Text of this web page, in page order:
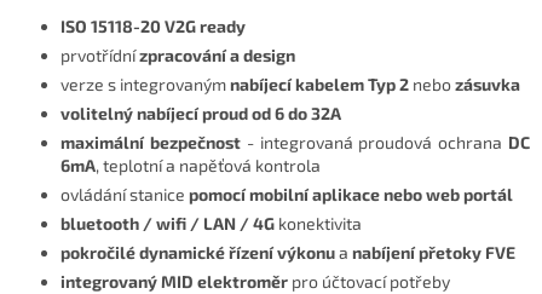
ISO 15118-20 V2G ready
prvotřídnízpracování a design
verze s integrovanýmnabíjecí kabelem Typ 2 nebozásuvka
volitelný nabíjecí proud od 6 do 32A
maximální bezpečnost - integrovaná proudová ochrana DC
6mA, teplotní a napěťová kontrola
ovládání stanice pomocí mobilní aplikace nebo web portál
bluetooth / wifi / LAN / 4G konektivita
pokročilé dynamické řízení výkonua nabíjení přetoky FVE
integrovaný MID elektroměr pro účtovací potřeby